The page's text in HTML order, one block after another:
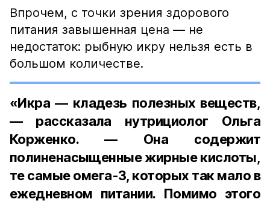
Впрочем, с точки зрения здорового
питания завышенная цена — не
недостаток: рыбную икру нельзя есть в
большом количестве.
«Икра — кладезь полезных веществ,
— рассказала нутрициолог Ольга
Корженко. — Она содержит
полиненасыщенные жирные кислоты,
те самые омега-3, которых так мало в
ежедневном питании. Помимо этого